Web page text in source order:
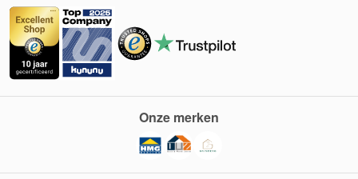
Onze merken